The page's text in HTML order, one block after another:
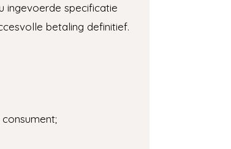
ingevoerde specificatie
betaling definitief.